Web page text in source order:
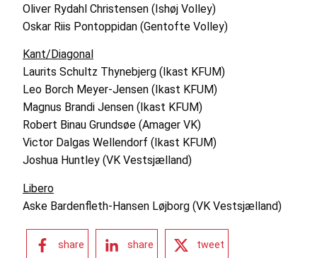
Oliver Rydahl Christensen (Ishøj Volley)
Oskar Riis Pontoppidan (Gentofte Volley)
Kant/Diagonal
Laurits Schultz Thynebjerg (Ikast KFUM)
Leo Borch Meyer-Jensen (Ikast KFUM)
Magnus Brandi Jensen (Ikast KFUM)
Robert Binau Grundsøe (Amager VK)
Victor Dalgas Wellendorf (Ikast KFUM)
Joshua Huntley (VK Vestsjælland)
Libero
Aske Bardenfleth-Hansen Løjborg (VK Vestsjælland)
share share tweet